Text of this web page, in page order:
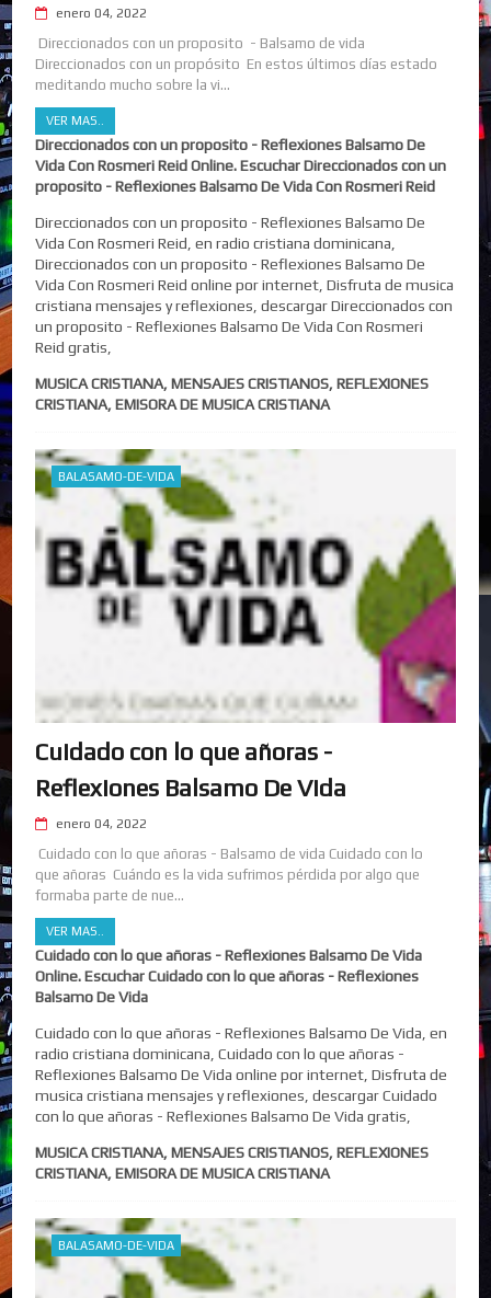
enero 04, 2022
Direccionados con un proposito - Balsamo de vida
Direccionados con un propósito En estos últimos días estado
meditando mucho sobre la vi...
VER MAS..
Direccionados con un proposito - Reflexiones Balsamo De
Vida Con Rosmeri Reid Online. Escuchar Direccionados con un
proposito - Reflexiones Balsamo De Vida Con Rosmeri Reid
Direccionados con un proposito - Reflexiones Balsamo De
Vida Con Rosmeri Reid, en radio cristiana dominicana,
Direccionados con un proposito - Reflexiones Balsamo De
Vida Con Rosmeri Reid online por internet, Disfruta de musica
cristiana mensajes y reflexiones, descargar Direccionados con
un proposito - Reflexiones Balsamo De Vida Con Rosmeri
Reid gratis,
MUSICA CRISTIANA, MENSAJES CRISTIANOS, REFLEXIONES
CRISTIANA, EMISORA DE MUSICA CRISTIANA
BALASAMO-DE-VIDA
Cuidado con lo que añoras -
Reflexiones Balsamo De Vida
enero 04, 2022
Cuidado con lo que añoras - Balsamo de vida Cuidado con lo
que añoras Cuándo es la vida sufrimos pérdida por algo que
formaba parte de nue...
VER MAS..
Cuidado con lo que añoras - Reflexiones Balsamo De Vida
Online. Escuchar Cuidado con lo que añoras - Reflexiones
Balsamo De Vida
Cuidado con lo que añoras - Reflexiones Balsamo De Vida, en
radio cristiana dominicana, Cuidado con lo que añoras -
Reflexiones Balsamo De Vida online por internet, Disfruta de
musica cristiana mensajes y reflexiones, descargar Cuidado
con lo que añoras - Reflexiones Balsamo De Vida gratis,
MUSICA CRISTIANA, MENSAJES CRISTIANOS, REFLEXIONES
CRISTIANA, EMISORA DE MUSICA CRISTIANA
BALASAMO-DE-VIDA